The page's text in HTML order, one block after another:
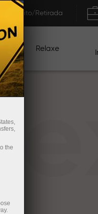
Depósito/Retirada
Relaxe
the